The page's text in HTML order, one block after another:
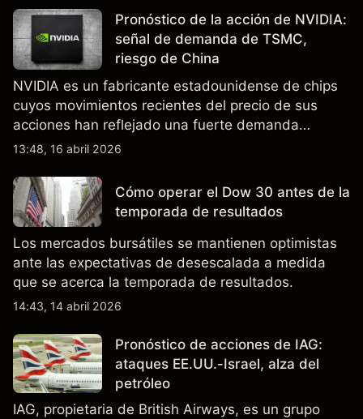
Pronóstico de la acción de NVIDIA:
señal de demanda de TSMC,
riesgo de China
NVIDIA es un fabricante estadounidense de chips
cuyos movimientos recientes del precio de sus
acciones han reflejado una fuerte demanda
relacionada con la IA, ingresos trimestrales récord
de exportación de EE.UU. que afectan las ventas
en China.
13:48, 16 abril 2026
Cómo operar el Dow 30 antes de la
temporada de resultados
Los mercados bursátiles se mantienen optimistas
ante las expectativas de desescalada a medida
que se acerca la temporada de resultados.
14:43, 14 abril 2026
Pronóstico de acciones de IAG:
ataques EE.UU.-Israel, alza del
petróleo
IAG, propietaria de British Airways, es un grupo